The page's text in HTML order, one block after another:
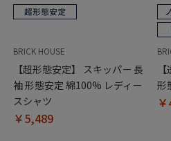
BRICK HOUSE
【超形態安定】 スキッパー 長
袖 形態安定 綿100% レディー
スシャツ
￥5,489
形